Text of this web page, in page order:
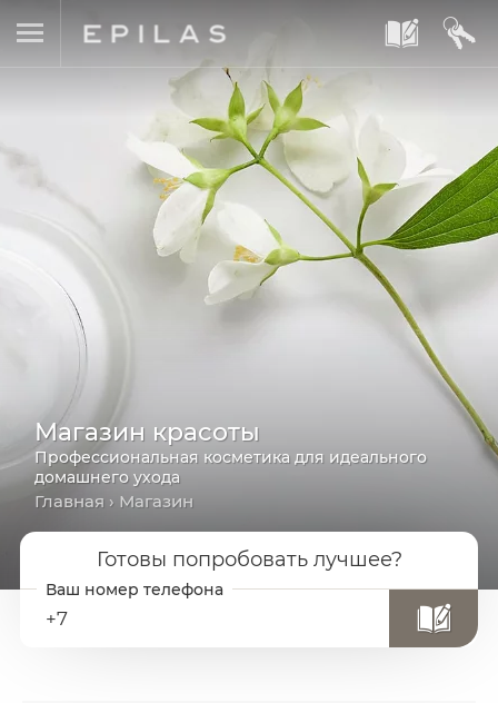
A B
Магазин красоты
Профессиональная косметика для идеального
домашнего ухода
Главная › Магазин
Готовы попробовать лучшее?
+7